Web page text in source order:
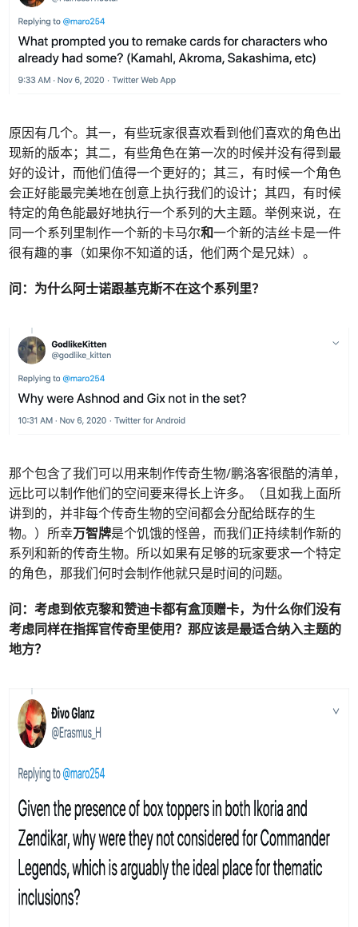
原因有几个。其一，有些玩家很喜欢看到他们喜欢的角色出
现新的版本；其二，有些角色在第一次的时候并没有得到最
好的设计，而他们值得一个更好的；其三，有时候一个角色
会正好能最完美地在创意上执行我们的设计；其四，有时候
特定的角色能最好地执行一个系列的大主题。举例来说，在
同一个系列里制作一个新的卡马尔和一个新的洁丝卡是一件
很有趣的事（如果你不知道的话，他们两个是兄妹）。
问： 为什么阿士诺跟基克斯不在这个系列里？
那个包含了我们可以用来制作传奇生物/鹏洛客很酷的清单，
远比可以制作他们的空间要来得长上许多。（且如我上面所
讲到的，并非每个传奇生物的空间都会分配给既存的生
物。）所幸万智牌是个饥饿的怪兽，而我们正持续制作新的
系列和新的传奇生物。所以如果有足够的玩家要求一个特定
的角色，那我们何时会制作他就只是时间的问题。
问：考虑到依克黎和赞迪卡都有盒顶赠卡，为什么你们没有
考虑同样在指挥官传奇里使用？那应该是最适合纳入主题的
地方？